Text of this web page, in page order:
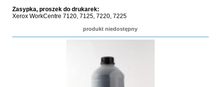
Zasypka, proszek do drukarek:
Xerox WorkCentre 7120, 7125, 7220, 7225
produkt niedostępny